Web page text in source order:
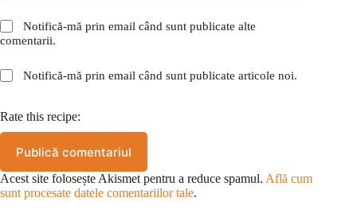
Notifică-mă prin email când sunt publicate alte
comentarii.
Notifică-mă prin email când sunt publicate articole noi.
Rate this recipe:
Publică comentariul
Acest site folosește Akismet pentru a reduce spamul. Află cum
sunt procesate datele comentariilor tale.